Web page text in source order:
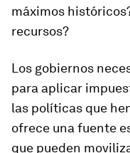
máximos
recursos?
Los gobiernos
para aplicar
las políticas que
ofrece una fuente
que pueden